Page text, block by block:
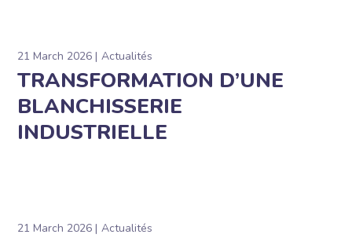
21 March 2026 Actualités
TRANSFORMATION D’UNE
BLANCHISSERIE
INDUSTRIELLE
21 March 2026 Actualités